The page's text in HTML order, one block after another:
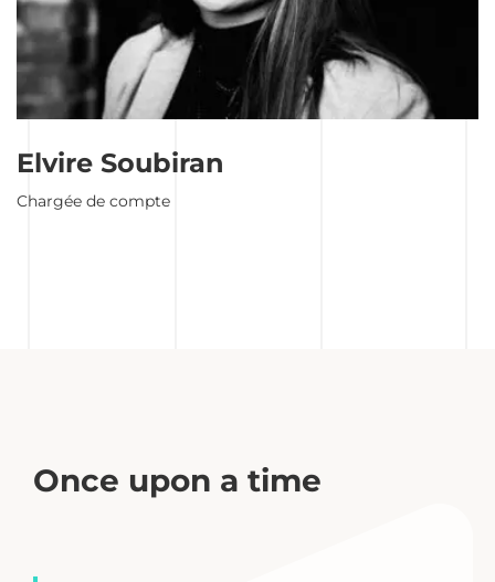
Elvire Soubiran
Chargée de compte
Once upon a time